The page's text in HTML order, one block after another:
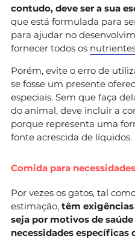
contudo, deve ser a sua
que está formulada para
para ajudar no
fornecer todos os
Porém, evite o erro de
se fosse um presente
especiais. Sem que faça
do animal, deve incluir a
porque representa uma
fonte acrescida de líquidos.
Comida para
Por vezes os gatos, tal
estimação, têm
seja por motivos de
necessidades específicas